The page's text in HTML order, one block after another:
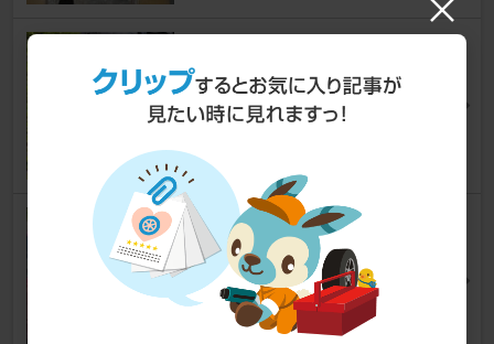
00R
nice72さん
Sylphide（シルフィード） / IK
C Sylphide FGR-500
スカイラインＧＴ‐Ｒ
りゅうと.さん